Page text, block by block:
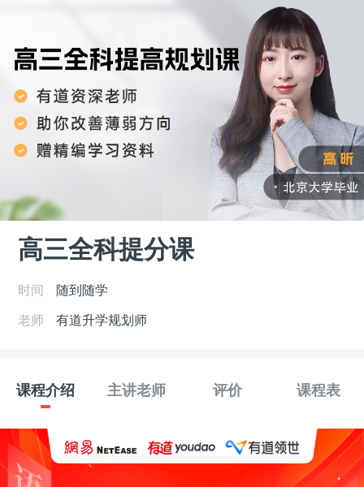
高三全科提分课
时间
随到随学
老师
有道升学规划师
课程介绍 主讲老师 评价 课程表